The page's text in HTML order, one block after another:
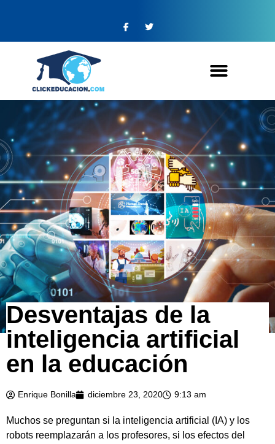
Desventajas de la
inteligencia artificial
en la educación
Enrique Bonilla diciembre 23, 2020 9:13 am
Muchos se preguntan si la inteligencia artificial (IA) y los
robots reemplazarán a los profesores, si los efectos del